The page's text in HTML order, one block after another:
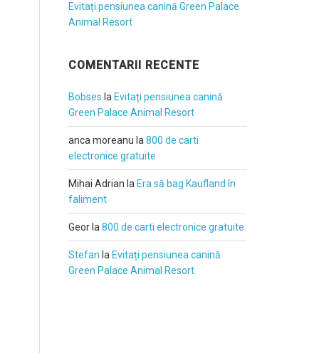
Evitați pensiunea canină Green Palace
Animal Resort
COMENTARII RECENTE
Bobses la Evitați pensiunea canină
Green Palace Animal Resort
anca moreanu la 800 de carti
electronice gratuite
Mihai Adrian la Era să bag Kaufland în
faliment
Geor la 800 de carti electronice gratuite
Stefan la Evitați pensiunea canină
Green Palace Animal Resort